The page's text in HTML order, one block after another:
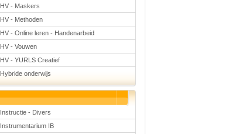
HV - Maskers
HV - Methoden
HV - Online leren - Handenarbeid
HV - Vouwen
HV - YURLS Creatief
Hybride onderwijs
Instructie - Divers
Instrumentarium IB